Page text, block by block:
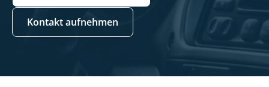
Kontakt aufnehmen